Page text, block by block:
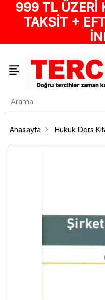
999 TL ÜZERİ
TAKSİT +
Anasayfa Hukuk Ders